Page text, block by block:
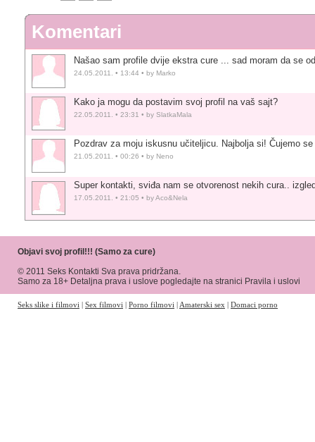
Komentari
Našao sam profile dvije ekstra cure ... sad moram da se
24.05.2011. • 13:44 • by Marko
Kako ja mogu da postavim svoj profil na vaš sajt?
22.05.2011. • 23:31 • by SlatkaMala
Pozdrav za moju iskusnu učiteljicu. Najbolja si! Čujemo
21.05.2011. • 00:26 • by Neno
Super kontakti, sviđa nam se otvorenost nekih cura..
17.05.2011. • 21:05 • by Aco&Nela
Objavi svoj profil!!! (Samo za cure)
© 2011 Seks Kontakti Sva prava pridržana.
Samo za 18+ Detaljna prava i uslove pogledajte na stranici Pravila i uslovi
Seks slike i filmovi | Sex filmovi | Porno filmovi | Amaterski sex | Domaci porno